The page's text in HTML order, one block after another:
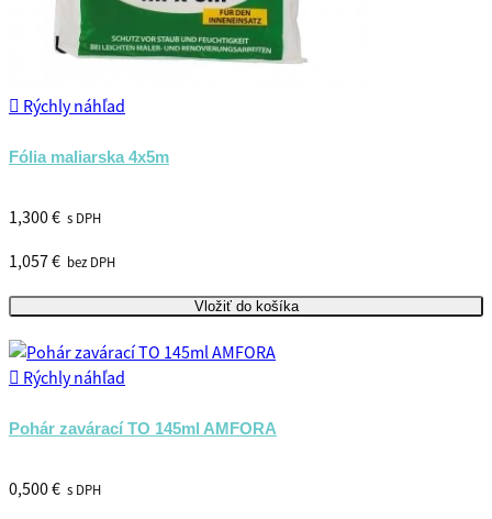
 Rýchly náhľad
Fólia maliarska 4x5m
1,300 € s DPH
1,057 € bez DPH
Vložiť do košíka
 Rýchly náhľad
Pohár zavárací TO 145ml AMFORA
0,500 € s DPH